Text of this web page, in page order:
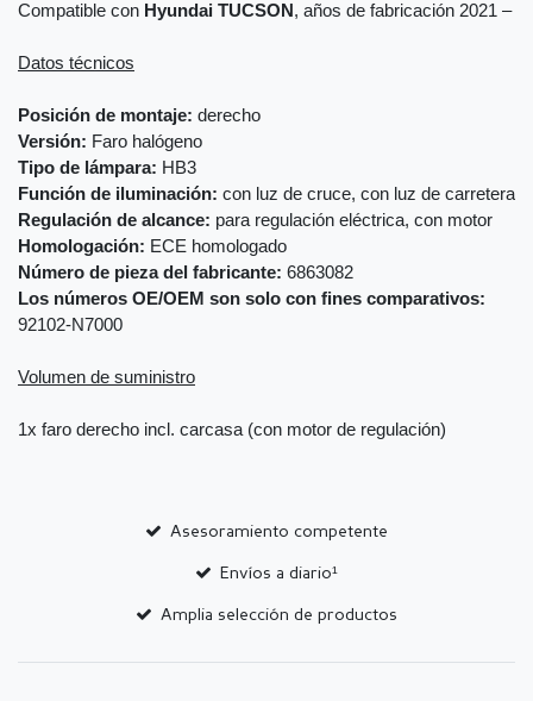
Compatible con Hyundai TUCSON , años de fabricación 2021 –
Datos técnicos
Posición de montaje: derecho
Versión: Faro halógeno
Tipo de lámpara: HB3
Función de iluminación: con luz de cruce, con luz de carretera
Regulación de alcance: para regulación eléctrica, con motor
Homologación: ECE homologado
Número de pieza del fabricante: 6863082
Los números OE/OEM son solo con fines comparativos:
92102-N7000
Volumen de suministro
1x faro derecho incl. carcasa (con motor de regulación)
Asesoramiento competente
Envíos a diario¹
Amplia selección de productos